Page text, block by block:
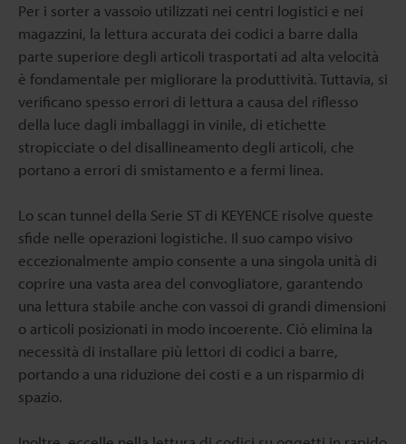
Per i sorter a vassoio utilizzati nei centri logistici e nei
magazzini, la lettura accurata dei codici a barre dalla
parte superiore degli articoli trasportati ad alta velocità
è fondamentale per migliorare la produttività. Tuttavia, si
verificano spesso errori di lettura a causa del riflesso
della luce dagli imballaggi in vinile, di etichette
stropicciate o del disallineamento degli articoli, che
portano a errori di smistamento e a fermi linea.
Lo scan tunnel della Serie ST di KEYENCE risolve queste
sfide nelle operazioni logistiche. Il suo campo visivo
eccezionalmente ampio consente a una singola unità di
coprire una vasta area del convogliatore, garantendo
una lettura stabile anche con vassoi di grandi dimensioni
o articoli posizionati in modo incoerente. Ciò elimina la
necessità di installare più lettori di codici a barre,
portando a una riduzione dei costi e a un risparmio di
spazio.